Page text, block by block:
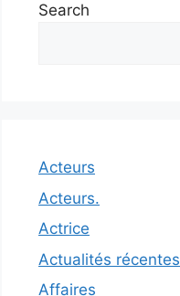
Search
Acteurs
Acteurs.
Actrice
Actualités récentes
Affaires